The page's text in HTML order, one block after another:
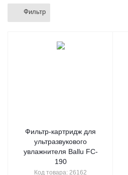
Фильтр
Фильтр-картридж для
ультразвукового
увлажнителя Ballu FC-
190
Код товара: 26162